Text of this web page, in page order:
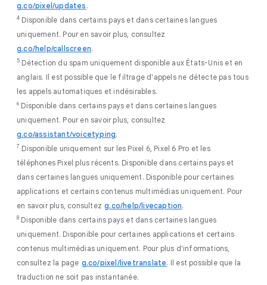
g.co/pixel/updates .
4 Disponible dans certains pays et dans certaines langues
uniquement. Pour en savoir plus, consultez
g.co/help/callscreen.
5 Détection du spam uniquement disponible aux États-Unis et en
anglais. Il est possible que le filtrage d'appels ne détecte pas tous
les appels automatiques et indésirables.
6 Disponible dans certains pays et dans certaines langues
uniquement. Pour en savoir plus, consultez
g.co/assistant/voicetyping.
7 Disponible uniquement sur les Pixel 6, Pixel 6 Pro et les
téléphones Pixel plus récents. Disponible dans certains pays et
dans certaines langues uniquement. Disponible pour certaines
applications et certains contenus multimédias uniquement. Pour
en savoir plus, consultez g.co/help/livecaption.
8 Disponible dans certains pays et dans certaines langues
uniquement. Disponible pour certaines applications et certains
contenus multimédias uniquement. Pour plus d'informations,
consultez la page g.co/pixel/livetranslate. Il est possible que la
traduction ne soit pas instantanée.